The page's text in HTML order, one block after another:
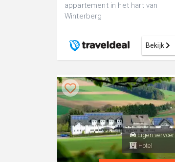
appartement in het hart van
Winterberg
Bekijk
Eigen vervoer
Hotel